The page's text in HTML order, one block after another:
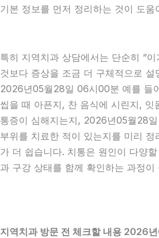
기본 정보를 먼저 정리하는 것이 도움
특히 지역치과 상담에서는 단순히 “
것보다 증상을 조금 더 구체적으로 설
2026년05월28일 06시00분 예를 들
씹을 때 아픈지, 찬 음식에 시린지, 잇
통증이 심해지는지, 2026년05월28
부위를 치료한 적이 있는지를 미리 정
가 더 쉽습니다. 치통은 원인이 다양
과 구강 상태를 함께 확인하는 과정이
지역치과 방문 전 체크할 내용 2026